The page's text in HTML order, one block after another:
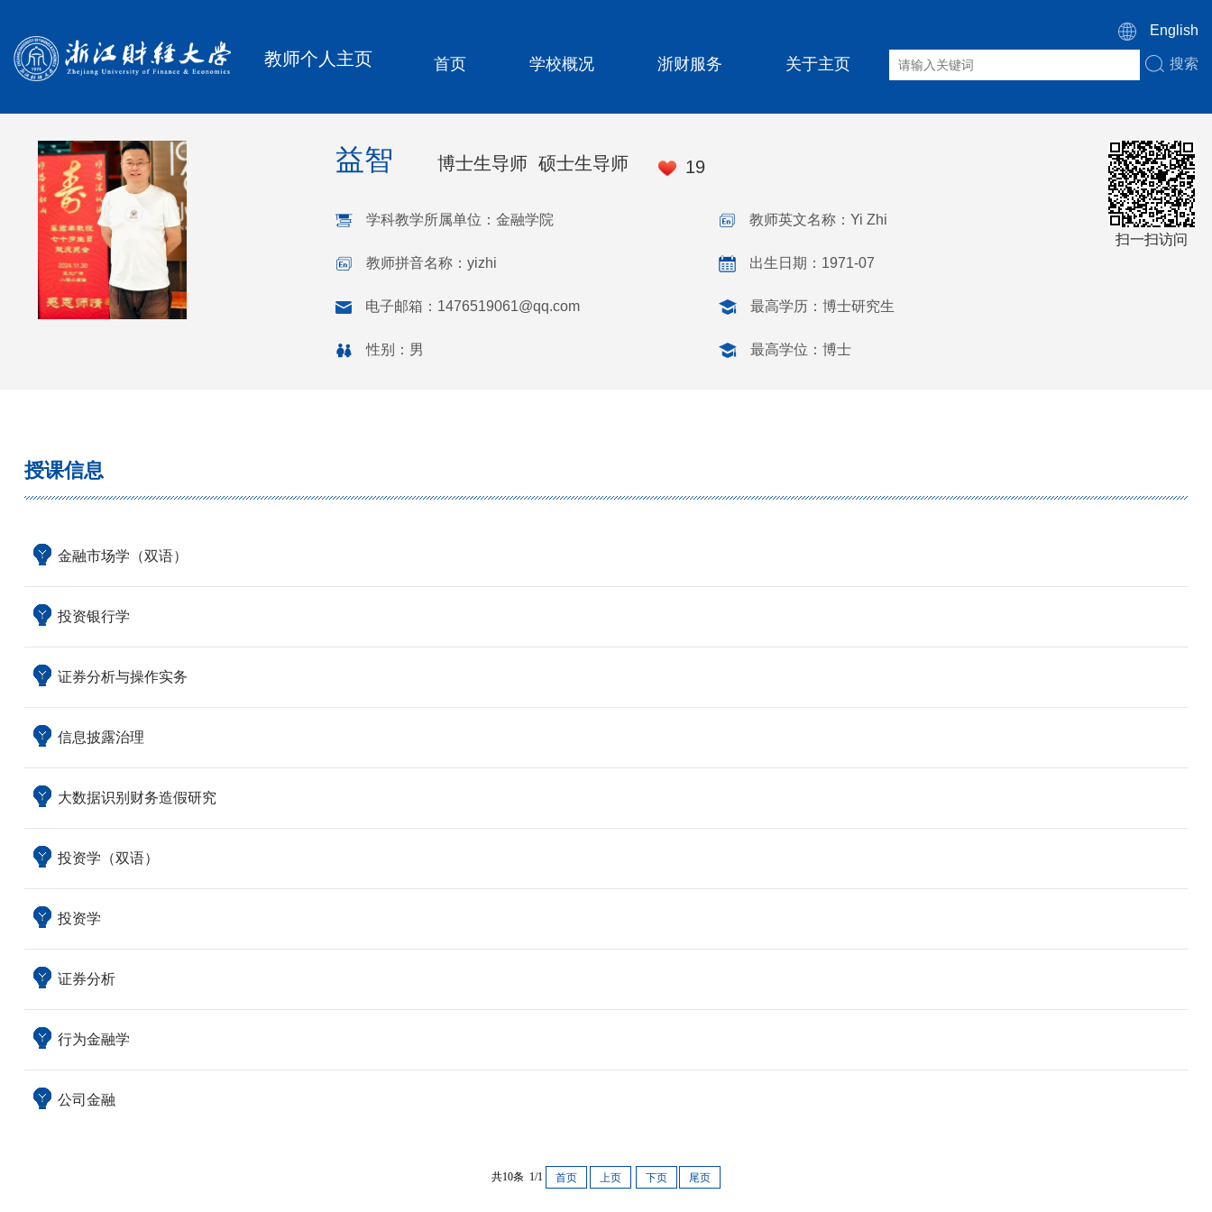
教师个人主页 首页 学校概况 浙财服务 关于主页
English
搜索
益智 博士生导师 硕士生导师 19
学科教学所属单位：金融学院 教师英文名称：Yi Zhi
教师拼音名称：yizhi 出生日期：1971-07
电子邮箱： 1476519061@qq.com 最高学历：博士研究生
性别：男 最高学位：博士
扫一扫访问
授课信息
金融市场学（双语）
投资银行学
证券分析与操作实务
信息披露治理
大数据识别财务造假研究
投资学（双语）
投资学
证券分析
行为金融学
公司金融
共10条 1/1 首页 上页 下页 尾页